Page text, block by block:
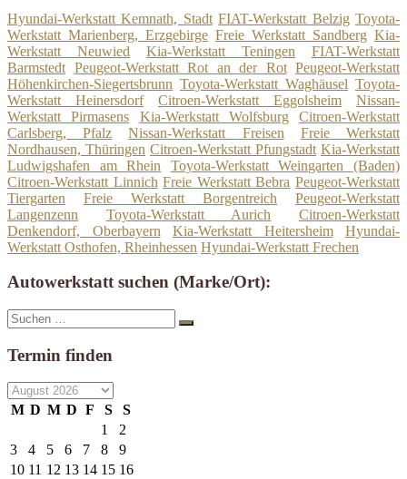
Hyundai-Werkstatt Kemnath, Stadt FIAT-Werkstatt Belzig Toyota-
Werkstatt Marienberg, Erzgebirge Freie Werkstatt Sandberg Kia-
Werkstatt Neuwied
Kia-Werkstatt Teningen
FIAT-Werkstatt
Barmstedt Peugeot-Werkstatt Rot an der Rot Peugeot-Werkstatt
Höhenkirchen-Siegertsbrunn Toyota-Werkstatt Waghäusel Toyota-
Werkstatt Heinersdorf
Citroen-Werkstatt Eggolsheim
Nissan-
Werkstatt Pirmasens
Kia-Werkstatt Wolfsburg
Citroen-Werkstatt
Carlsberg, Pfalz
Nissan-Werkstatt Freisen
Freie Werkstatt
Nordhausen, Thüringen Citroen-Werkstatt Pfungstadt Kia-Werkstatt
Ludwigshafen am Rhein
Toyota-Werkstatt Weingarten (Baden)
Citroen-Werkstatt Linnich Freie Werkstatt Bebra Peugeot-Werkstatt
Tiergarten
Freie Werkstatt Borgentreich
Peugeot-Werkstatt
Langenzenn
Toyota-Werkstatt Aurich
Citroen-Werkstatt
Denkendorf, Oberbayern
Kia-Werkstatt Heitersheim
Hyundai-
Werkstatt Osthofen, Rheinhessen Hyundai-Werkstatt Frechen
Autowerkstatt suchen (Marke/Ort):
Suche
nach:
Suchen
Termin finden
M D M D F S
S
1
2
3
4 5 6 7 8
9
10 11 12 13 14 15 16